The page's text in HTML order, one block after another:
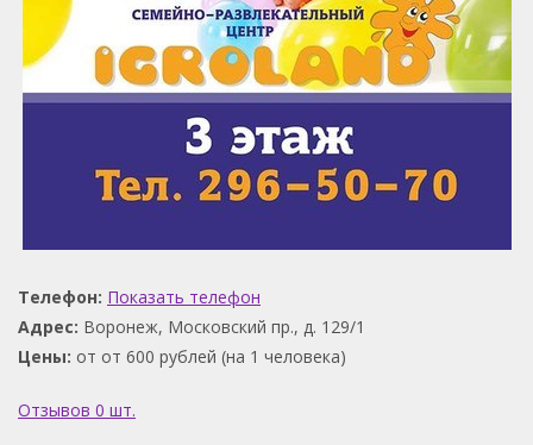
Телефон: Показать телефон
Адрес: Воронеж, Московский пр., д. 129/1
Цены: от от 600 рублей (на 1 человека)
Отзывов 0 шт.